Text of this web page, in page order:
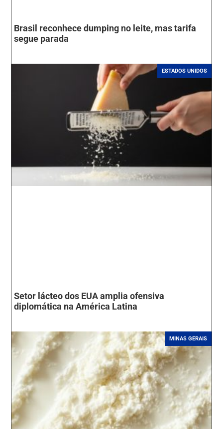
Brasil reconhece dumping no leite, mas tarifa
segue parada
ESTADOS UNIDOS
Setor lácteo dos EUA amplia ofensiva
diplomática na América Latina
MINAS GERAIS